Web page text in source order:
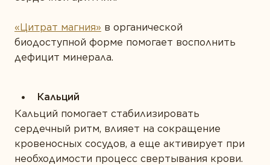
«Цитрат магния» в органической
биодоступной форме помогает восполнить
дефицит минерала.
Кальций
Кальций помогает стабилизировать
сердечный ритм, влияет на сокращение
кровеносных сосудов, а еще активирует при
необходимости процесс свертывания крови.